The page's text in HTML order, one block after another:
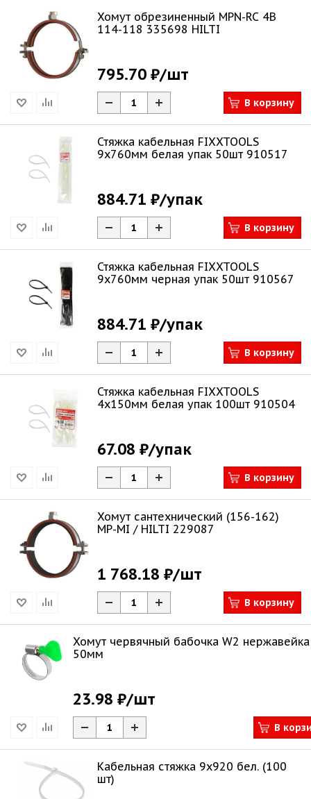
Хомут обрезиненный MPN-RC 4В
114-118 335698 HILTI
795.70 ₽/шт
В корзину
Стяжка кабельная FIXXTOOLS
9х760мм белая упак 50шт 910517
884.71 ₽/упак
В корзину
Стяжка кабельная FIXXTOOLS
9х760мм черная упак 50шт 910567
884.71 ₽/упак
В корзину
Стяжка кабельная FIXXTOOLS
4х150мм белая упак 100шт 910504
67.08 ₽/упак
В корзину
Хомут сантехнический (156-162)
MP-MI / HILTI 229087
1 768.18 ₽/шт
В корзину
Хомут червячный бабочка W2
50мм
23.98 ₽/шт
В
Кабельная стяжка 9х920 бел. (100
шт)